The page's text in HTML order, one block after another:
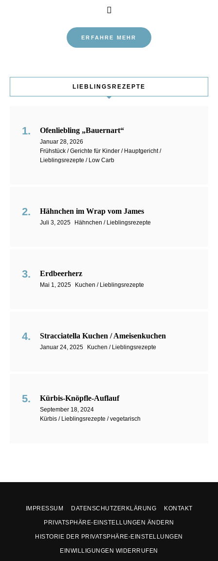
ERFAHRE MEHR
LIEBLINGSREZEPTE
Ofenliebling „Bauernart“
Januar 28, 2026
Frühstück / Gerichte für Kinder / Hauptgericht /
Lieblingsrezepte / Low Carb
Hähnchen im Wrap vom James
Juli 3, 2025 Hähnchen / Lieblingsrezepte
Erdbeerherz
Mai 1, 2025 Kuchen / Lieblingsrezepte
Stracciatella Kuchen / Ameisenkuchen
Januar 24, 2025 Kuchen / Lieblingsrezepte
Kürbis-Knöpfle-Auflauf
September 18, 2024
Kürbis / Lieblingsrezepte / vegetarisch
IMPRESSUM DATENSCHUTZERKLÄRUNG KONTAKT
PRIVATSPHÄRE-EINSTELLUNGEN ÄNDERN
HISTORIE DER PRIVATSPHÄRE-EINSTELLUNGEN
EINWILLIGUNGEN WIDERRUFEN